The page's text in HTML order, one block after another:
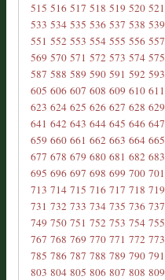
515 516 517 518 519 520 521
533 534 535 536 537 538 539
551 552 553 554 555 556 557
569 570 571 572 573 574 575
587 588 589 590 591 592 593
605 606 607 608 609 610 611
623 624 625 626 627 628 629
641 642 643 644 645 646 647
659 660 661 662 663 664 665
677 678 679 680 681 682 683
695 696 697 698 699 700 701
713 714 715 716 717 718 719
731 732 733 734 735 736 737
749 750 751 752 753 754 755
767 768 769 770 771 772 773
785 786 787 788 789 790 791
803 804 805 806 807 808 809